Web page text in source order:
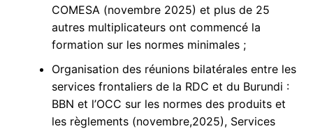
COMESA (novembre 2025) et plus de 25
autres multiplicateurs ont commencé la
formation sur les normes minimales ;
Organisation des réunions bilatérales entre les
services frontaliers de la RDC et du Burundi :
BBN et l’OCC sur les normes des produits et
les règlements (novembre,2025), Services